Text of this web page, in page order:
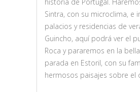
Sintra, con su microclima, e
palacios y residencias de
Guincho, aquí podrá ver el
Roca y pararemos en la
parada en Estoril, con su
hermosos paisajes sobre el